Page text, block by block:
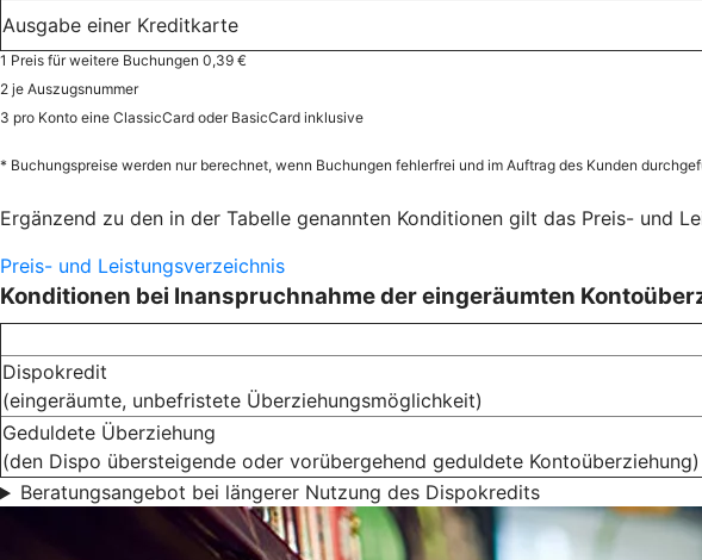
Ausgabe einer Kreditkarte
1 Preis für weitere Buchungen 0,39 €
2 je Auszugsnummer
3 pro Konto eine ClassicCard oder BasicCard inklusive
* Buchungspreise werden nur berechnet, wenn Buchungen fehlerfrei und im Auftrag des Kunden
Ergänzend zu den in der Tabelle genannten Konditionen gilt das Preis- und
Preis- und Leistungsverzeichnis
Konditionen bei Inanspruchnahme der eingeräumten
Dispokredit
(eingeräumte, unbefristete Überziehungsmöglichkeit)
Geduldete Überziehung
(den Dispo übersteigende oder vorübergehend geduldete Kontoüberziehung)
Beratungsangebot bei längerer Nutzung des Dispokredits